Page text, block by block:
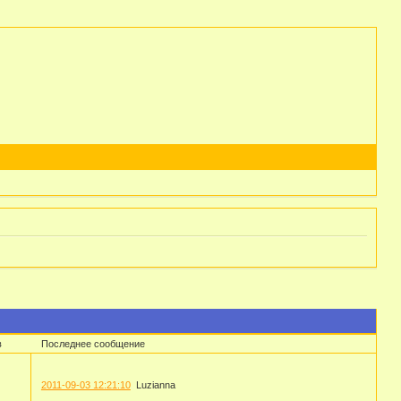
Последнее сообщение
2011-09-03 12:21:10 Luzianna